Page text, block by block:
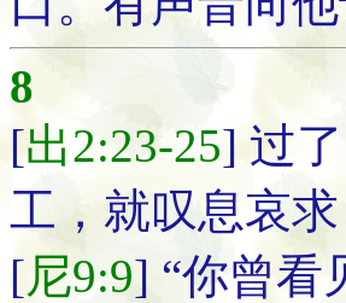
8
[出2:23-25] 过
工，就叹息哀
[尼9:9] “你曾看